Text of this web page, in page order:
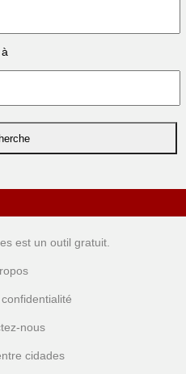
à
est un outil gratuit.
nous
cidades